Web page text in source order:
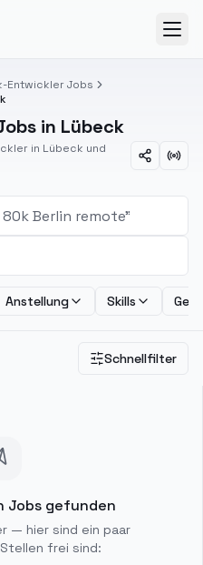
Entwickler Jobs
in Lübeck
in Lübeck und
Anstellung Skills
Schnellfilter
Jobs gefunden
— hier sind ein paar
frei sind: